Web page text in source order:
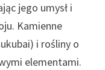
jego umysł i
Kamienne
i rośliny o
elementami.